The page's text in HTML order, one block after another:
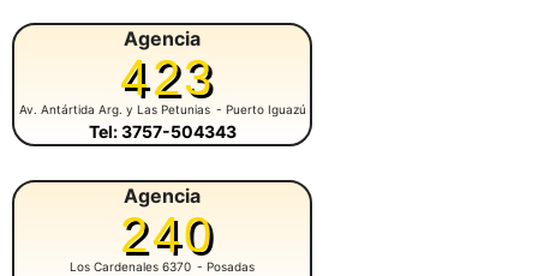
Agencia
423
Av. Antártida Arg. y Las Petunias - Puerto Iguazú
Tel: 3757-504343
Agencia
240
Los Cardenales 6370 - Posadas